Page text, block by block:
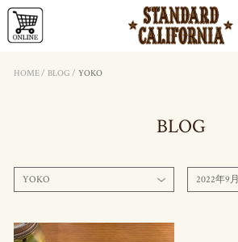
HOME/ BLOG / YOKO
BLOG
YOKO 2022年9月